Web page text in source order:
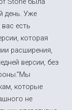
день. Уже
есть
которая
расширения,
версии, без
которые
не